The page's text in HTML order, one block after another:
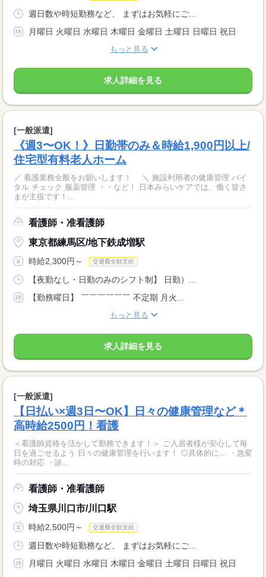
週日数や時短勤務など、 まずはお気軽にご...
月曜日 火曜日 水曜日 木曜日 金曜日 土曜日 日曜日 祝日
もっと見る
求人詳細を見る
[一般派遣]
《週3〜OK！》日勤帯のみ＆時給1,900円以上/
住宅型有料老人ホーム
／ 看護業務全般をお願いします！ ＼ 施設利用者の健康管理 バイ
タル チェック 服薬管理 ・・など！ 日本みらいケアでは、働く皆さ
まが主役です！...
看護師・准看護師
東京都練馬区/地下鉄成増駅
時給2,300円～ 交通費全額支給
【夜勤なし・日勤のみのシフト制】 日勤）...
【勤務曜日】 ￣￣￣￣￣￣ 不定期 月火...
もっと見る
求人詳細を見る
[一般派遣]
【日払い×週3日〜OK】日々の健康管理など＊
高時給2500円！看護
＜看護師資格を活かして勤務できます！＞ ご入居者様が安心して毎
日を過ごせるよう 日々の健康管理を行います！ ◎具体的に… ・急変
時の対応 ・診...
看護師・准看護師
埼玉県川口市/川口駅
時給2,500円～ 交通費全額支給
週日数や時短勤務など、 まずはお気軽にご...
月曜日 火曜日 水曜日 木曜日 金曜日 土曜日 日曜日 祝日